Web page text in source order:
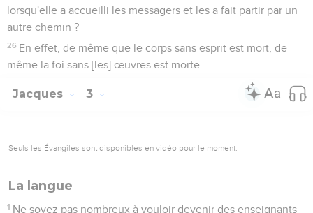
lorsqu'elle a accueilli les messagers et les a fait partir par un
autre chemin ?
26 En effet, de même que le corps sans esprit est mort, de
même la foi sans [les] œuvres est morte.
Jacques 3
Seuls les Évangiles sont disponibles en vidéo pour le moment.
La langue
1 Ne soyez pas nombreux à vouloir devenir des enseignants